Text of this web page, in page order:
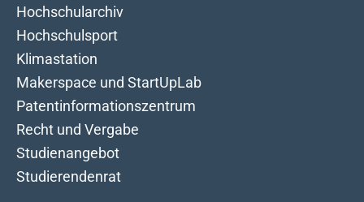
Hochschularchiv
Hochschulsport
Klimastation
Makerspace und StartUpLab
Patentinformationszentrum
Recht und Vergabe
Studienangebot
Studierendenrat